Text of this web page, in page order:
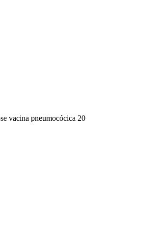
vacina pneumocócica 20